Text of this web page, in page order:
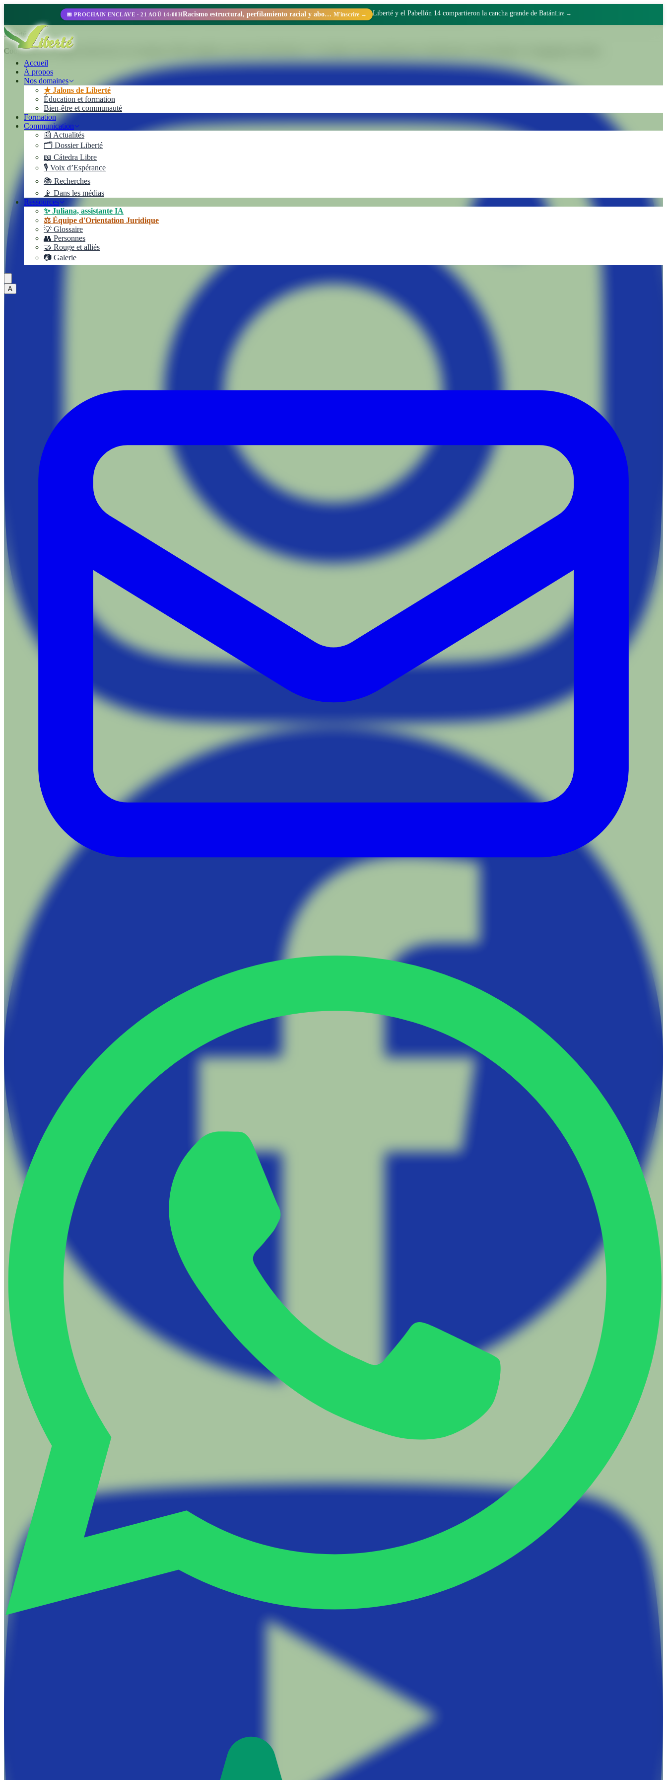
📅 PROCHAIN ENCLAVE · 21 AOÛ 14:00H Racismo estructural, perfilamiento racial y abolicionismo carcelario. M'inscrire → Liberté y el Pabellón 14 compartieron la cancha grande de BatánLire →
Accueil
À propos
Nos domaines
★ Jalons de Liberté
Éducation et formation
Bien-être et communauté
Formation
Communication
📰 Actualités
🗂️ Dossier Liberté
📖 Cátedra Libre
🎙️ Voix d’Espérance
📚 Recherches
📡 Dans les médias
Ressources
✨ Juliana, assistante IA
⚖️ Équipe d'Orientation Juridique
💡 Glossaire
👥 Personnes
🤝 Rouge et alliés
📷 Galerie
A
Liberté
Cooperativa de Trabajo Liberté Ltda. Une entreprise 100% autogérée au sein de l'Unité Pénale N° 15 de Batán. Nous transformons les réalités grâce au travail digne et à l'engagement collectif.